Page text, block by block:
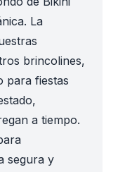
La
brincolines,
para fiestas
a tiempo.
segura y